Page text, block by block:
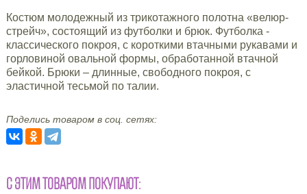
Костюм молодежный из трикотажного полотна «велюр-
стрейч», состоящий из футболки и брюк. Футболка -
классического покроя, с короткими втачными рукавами и
горловиной овальной формы, обработанной втачной
бейкой. Брюки – длинные, свободного покроя, с
эластичной тесьмой по талии.
Поделись товаром в соц. сетях:
С ЭТИМ ТОВАРОМ ПОКУПАЮТ: